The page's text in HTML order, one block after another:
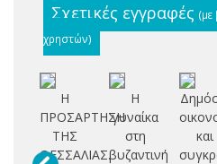
Σχετικές εγγραφές (με
χρηστών)
Η
ΠΡΟΣΑΡΤΗΣΗ
ΤΗΣ
ΘΕΣΣΑΛΙΑΣ.
Η
γυναίκα
στη
βυζαντινή
και